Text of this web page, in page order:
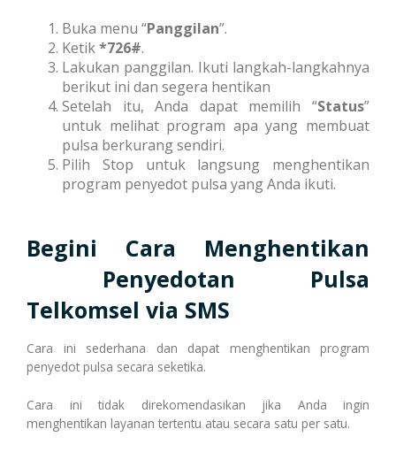
Buka menu “Panggilan”.
Ketik*726#.
Lakukan panggilan. Ikuti langkah-langkahnya
berikut ini dan segera hentikan
Setelah itu, Anda dapat memilih “Status”
untuk melihat program apa yang membuat
pulsa berkurang sendiri.
Pilih Stop untuk langsung menghentikan
program penyedot pulsa yang Anda ikuti.
Begini Cara
Menghentikan
Penyedotan Pulsa
Telkomsel via SMS
Cara ini sederhana dan dapat menghentikan program
penyedot pulsa secara seketika.
Cara ini tidak direkomendasikan jika Anda ingin
menghentikan layanan tertentu atau secara satu per satu.